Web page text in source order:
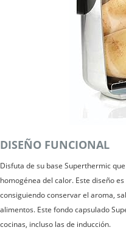
DISEÑO FUNCIONAL
Disfuta de su base Superthermic
homogénea del calor. Este diseño
consiguiendo conservar el aroma,
alimentos. Este fondo capsulado
cocinas, incluso las de inducción.